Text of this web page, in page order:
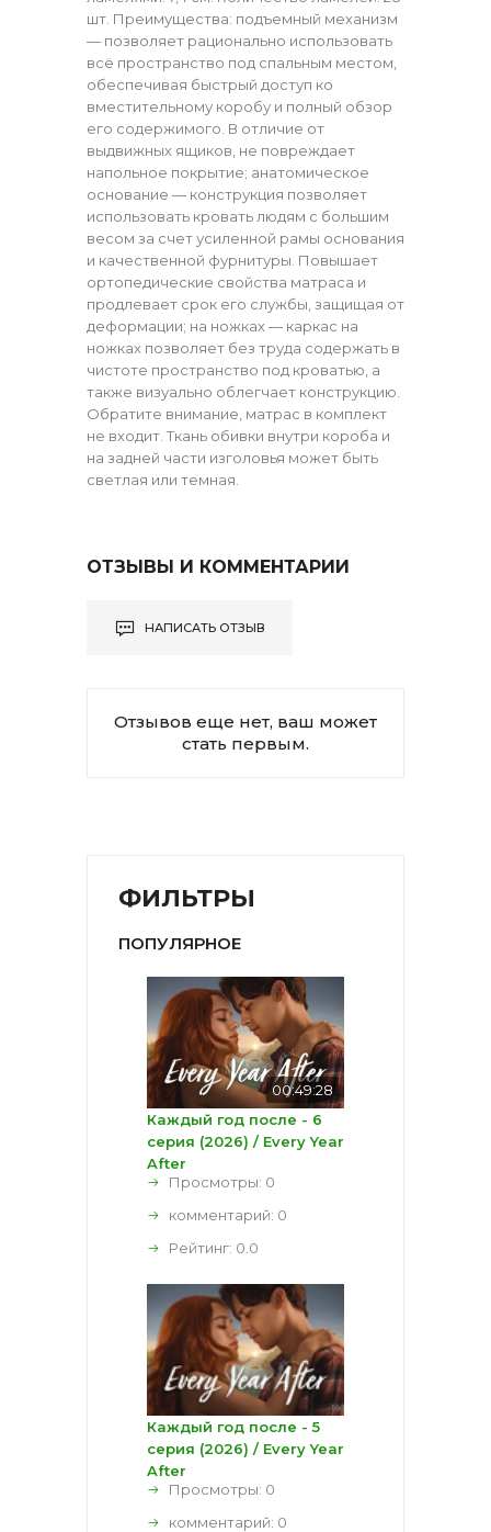
шт. Преимущества: подъемный механизм
— позволяет рационально использовать
всё пространство под спальным местом,
обеспечивая быстрый доступ ко
вместительному коробу и полный обзор
его содержимого. В отличие от
выдвижных ящиков, не повреждает
напольное покрытие; анатомическое
основание — конструкция позволяет
использовать кровать людям с большим
весом за счет усиленной рамы основания
и качественной фурнитуры. Повышает
ортопедические свойства матраса и
продлевает срок его службы, защищая от
деформации; на ножках — каркас на
ножках позволяет без труда содержать в
чистоте пространство под кроватью, а
также визуально облегчает конструкцию.
Обратите внимание, матрас в комплект
не входит. Ткань обивки внутри короба и
на задней части изголовья может быть
светлая или темная.
ОТЗЫВЫ И КОММЕНТАРИИ
НАПИСАТЬ ОТЗЫВ
Отзывов еще нет, ваш может
стать первым.
ФИЛЬТРЫ
ПОПУЛЯРНОЕ
00:49:28
Каждый год после - 6
серия (2026) / Every Year
After
Просмотры: 0
комментарий: 0
Рейтинг: 0.0
Каждый год после - 5
серия (2026) / Every Year
After
Просмотры: 0
комментарий: 0